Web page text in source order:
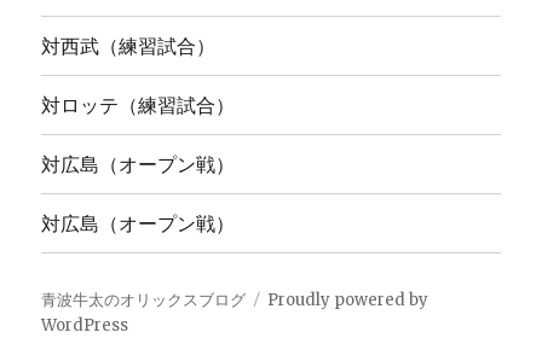
対西武（練習試合）
対ロッテ（練習試合）
対広島（オープン戦）
対広島（オープン戦）
青波牛太のオリックスブログ
Proudly powered by
WordPress